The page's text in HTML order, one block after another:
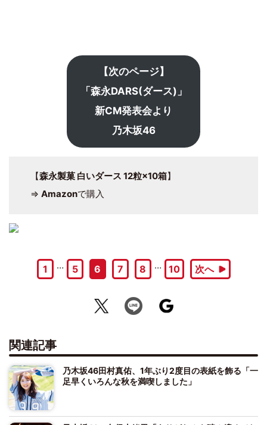
【次のページ】
「森永DARS(ダース)」
新CM発表会より
乃木坂46
【森永製菓 白いダース 12粒×10箱】
⇒ Amazonで購入
1 … 5 6 7 8 … 10 次へ
関連記事
乃木坂46田村真佑、1年ぶり2度目の表紙を飾る「一
足早くいろんな秋を満喫しました」